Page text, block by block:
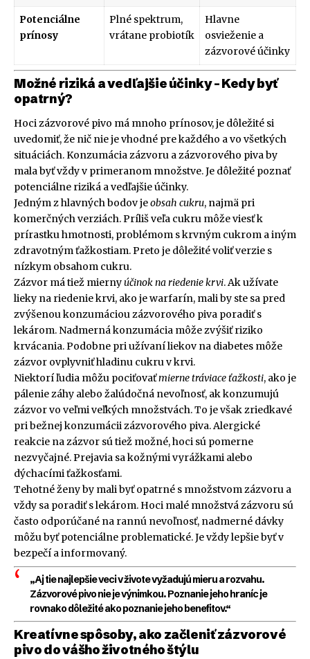
Potenciálne
prínosy
Plné spektrum,
vrátane probiotík
Hlavne
osvieženie a
zázvorové účinky
Možné riziká a vedľajšie účinky – Kedy byť
opatrný?
Hoci zázvorové pivo má mnoho prínosov, je dôležité si
uvedomiť, že nič nie je vhodné pre každého a vo všetkých
situáciách. Konzumácia zázvoru a zázvorového piva by
mala byť vždy v primeranom množstve. Je dôležité poznať
potenciálne riziká a vedľajšie účinky.
Jedným z hlavných bodov jeobsah cukru, najmä pri
komerčných verziách. Príliš veľa cukru môže viesť k
prírastku hmotnosti, problémom s krvným cukrom a iným
zdravotným ťažkostiam. Preto je dôležité voliť verzie s
nízkym obsahom cukru.
Zázvor má tiež miernyúčinok na riedenie krvi. Ak užívate
lieky na riedenie krvi, ako je warfarín, mali by ste sa pred
zvýšenou konzumáciou zázvorového piva poradiť s
lekárom. Nadmerná konzumácia môže zvýšiť riziko
krvácania. Podobne pri užívaní liekov na diabetes môže
zázvor ovplyvniť hladinu cukru v krvi.
Niektorí ľudia môžu pociťovaťmierne tráviace ťažkosti, ako je
pálenie záhy alebo žalúdočná nevoľnosť, ak konzumujú
zázvor vo veľmi veľkých množstvách. To je však zriedkavé
pri bežnej konzumácii zázvorového piva. Alergické
reakcie na zázvor sú tiež možné, hoci sú pomerne
nezvyčajné. Prejavia sa kožnými vyrážkami alebo
dýchacími ťažkosťami.
Tehotné ženy by mali byť opatrné s množstvom zázvoru a
vždy sa poradiť s lekárom. Hoci malé množstvá zázvoru sú
často odporúčané na rannú nevoľnosť, nadmerné dávky
môžu byť potenciálne problematické. Je vždy lepšie byť v
bezpečí a informovaný.
„Aj tie najlepšie veci v živote vyžadujú mieru a rozvahu.
Zázvorové pivo nie je výnimkou. Poznanie jeho hraníc je
rovnako dôležité ako poznanie jeho benefitov.“
Kreatívne spôsoby, ako začleniť zázvorové
pivo do vášho životného štýlu